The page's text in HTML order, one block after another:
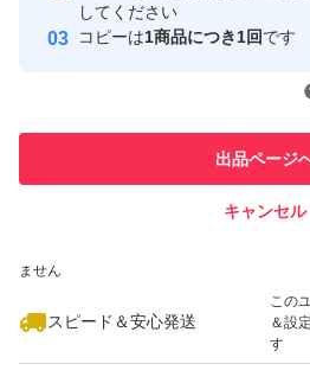
取引実績
引を
での
ません
スピード＆安心発送
この
＆設
す
してください
コピーは1商品につき1回です
出品ページ
キャンセル